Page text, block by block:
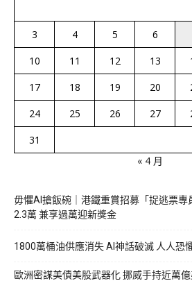
3
4 5 6
10
11 12 13
17
18 19 20
24
25 26 27
31
« 4 月
毋懼AI搶飯碗｜港鐵重賞招募「捉逃票專
2.3萬 兼享過萬迎新獎金
1800萬桶油供應消失 AI神話破滅 人人恐
歐洲密謀美債美股武器化 挪威手持近萬億